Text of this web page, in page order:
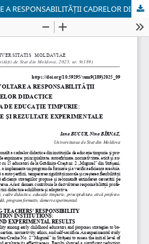
STRATEGII DE DEZVOLTARE A RESPONSABILITĂȚII CADRELOR DIDACTICE DIN INSTITUȚIA DE EDUCAȚIE TIMPURIE: REPERE CONCEPTUALE ȘI REZULTATE EXPERIMENTALE